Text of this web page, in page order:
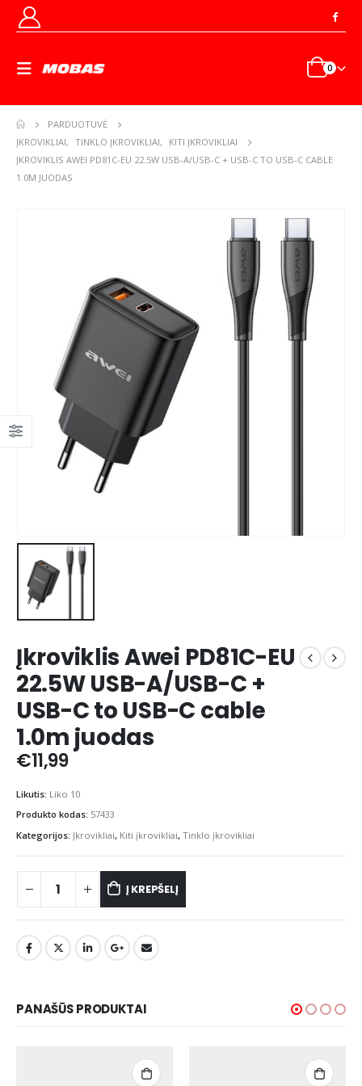
0
PARDUOTUVĖ
ĮKROVIKLIAI, TINKLO ĮKROVIKLIAI,
KITI ĮKROVIKLIAI
ĮKROVIKLIS AWEI PD81C-EU 22.5W USB-A/USB-C + USB-C TO USB-C CABLE
1.0M JUODAS
Įkroviklis Awei PD81C-EU
22.5W USB-A/USB-C +
USB-C to USB-C cable
1.0m juodas
€11,99
Likutis: Liko 10
Produkto kodas: 57433
Kategorijos: Įkrovikliai, Kiti įkrovikliai, Tinklo įkrovikliai
Į KREPŠELĮ
PANAŠŪS PRODUKTAI